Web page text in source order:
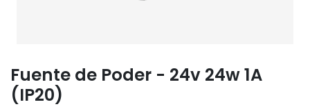
Fuente de Poder - 24v 24w 1A
(IP20)